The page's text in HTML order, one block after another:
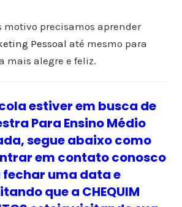
motivo precisamos aprender
Pessoal até mesmo para
mais alegre e feliz.
estiver em busca de
Para Ensino Médio
segue abaixo como
em contato conosco
uma data e
que a CHEQUIM